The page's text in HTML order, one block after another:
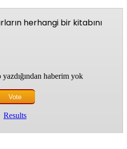
herhangi bir kitabını
yazdığından haberim yok
Results